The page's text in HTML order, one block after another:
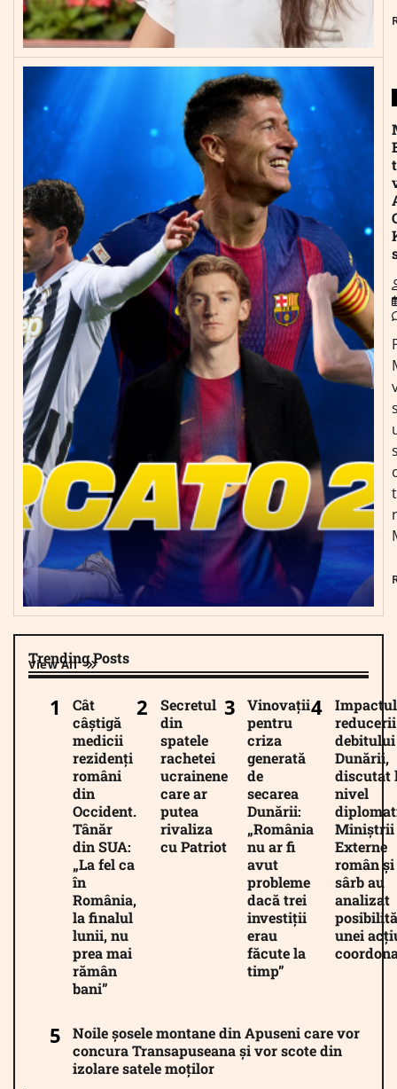
Trending Posts
View All
Cât
câștigă
medicii
rezidenți
români
din
Occident.
Tânăr
din SUA:
„La fel ca
în
România,
la finalul
lunii, nu
prea mai
rămân
bani”
Secretul
din
spatele
rachetei
ucrainene
care ar
putea
rivaliza
cu Patriot
Vinovații
pentru
criza
generată
de
secarea
Dunării:
„România
nu ar fi
avut
probleme
dacă trei
investiții
erau
făcute la
timp”
Impactul
reducerii
debitului
Dunării,
discutat
nivel
Miniștrii
Externe
român și
sârb au
analizat
unei
Noile șosele montane din Apuseni care vor
concura Transapuseana și vor scote din
izolare satele moților